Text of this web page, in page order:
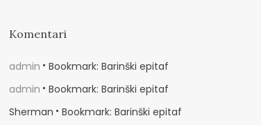
Komentari
admin
Bookmark: Barinški epitaf
admin
Bookmark: Barinški epitaf
Sherman
Bookmark: Barinški epitaf